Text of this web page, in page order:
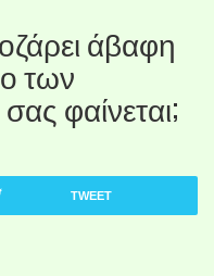
άβαφη
των
φαίνεται;
TWEET